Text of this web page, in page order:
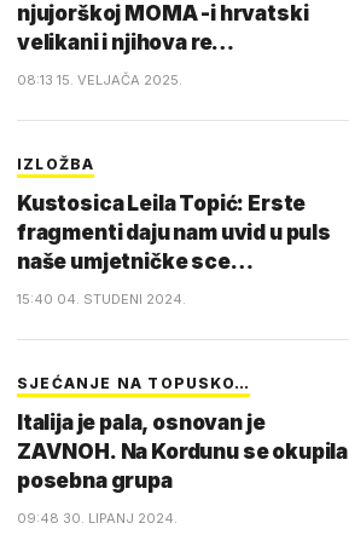
njujorškoj MOMA -i hrvatski
velikani i njihova re…
08:13 15. VELJAČA 2025.
IZLOŽBA
Kustosica Leila Topić: Erste
fragmenti daju nam uvid u puls
naše umjetničke sce…
15:40 04. STUDENI 2024.
SJEĆANJE NA TOPUSKO…
Italija je pala, osnovan je
ZAVNOH. Na Kordunu se okupila
posebna grupa
09:48 30. LIPANJ 2024.